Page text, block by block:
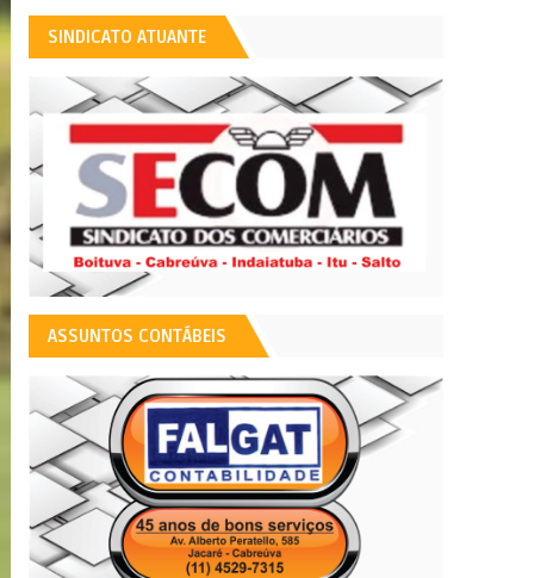
SINDICATO ATUANTE
ASSUNTOS CONTÁBEIS